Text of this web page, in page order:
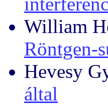
William
Röntgen-
Hevesy
által